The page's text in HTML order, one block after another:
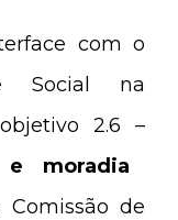
com o
Social na
2.6 –
e moradia
Comissão de